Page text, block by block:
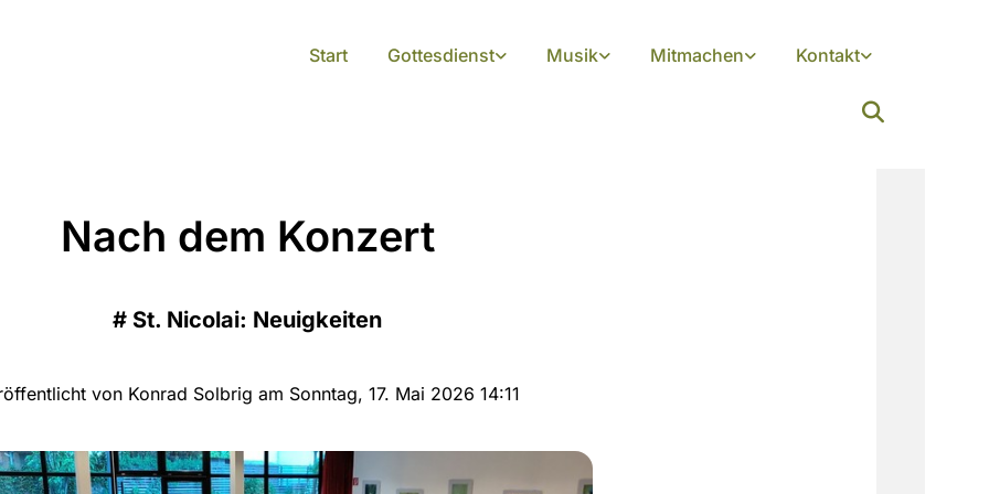
Start Gottesdienst Musik Mitmachen Kontakt
Nach dem Konzert
# St. Nicolai: Neuigkeiten
von Konrad Solbrig am Sonntag, 17. Mai 2026 14:11